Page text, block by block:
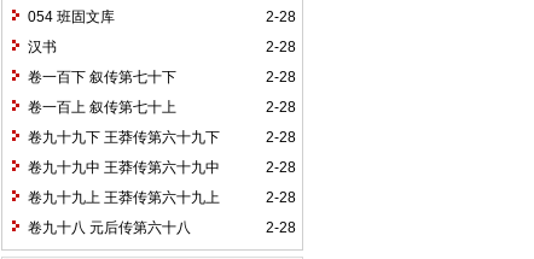
2-28
054 班固文库
2-28
汉书
2-28
卷一百下 叙传第七十下
2-28
卷一百上 叙传第七十上
2-28
卷九十九下 王莽传第六十九下
2-28
卷九十九中 王莽传第六十九中
2-28
卷九十九上 王莽传第六十九上
2-28
卷九十八 元后传第六十八